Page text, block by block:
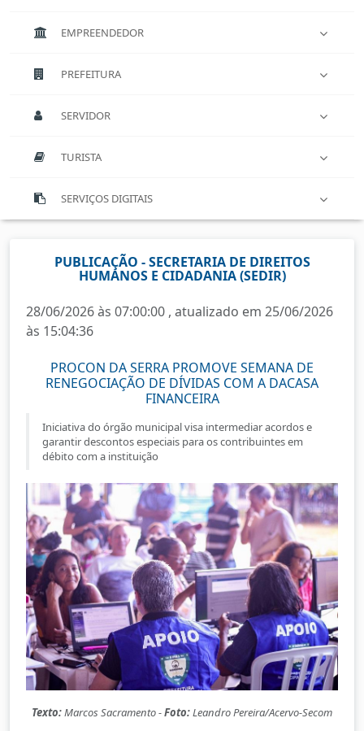
EMPREENDEDOR
PREFEITURA
SERVIDOR
TURISTA
SERVIÇOS DIGITAIS
PUBLICAÇÃO - SECRETARIA DE DIREITOS
HUMANOS E CIDADANIA (SEDIR)
28/06/2026 às 07:00:00 , atualizado em 25/06/2026
às 15:04:36
PROCON DA SERRA PROMOVE SEMANA DE
RENEGOCIAÇÃO DE DÍVIDAS COM A DACASA
FINANCEIRA
Iniciativa do órgão municipal visa intermediar acordos e
garantir descontos especiais para os contribuintes em
débito com a instituição
Texto:Marcos Sacramento -Foto:Leandro Pereira/Acervo-Secom